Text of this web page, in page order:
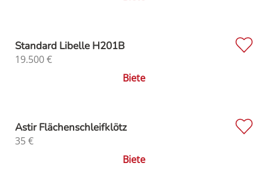
Standard Libelle H201B
19.500€
Biete
Astir Flächenschleifklötz
35€
Biete